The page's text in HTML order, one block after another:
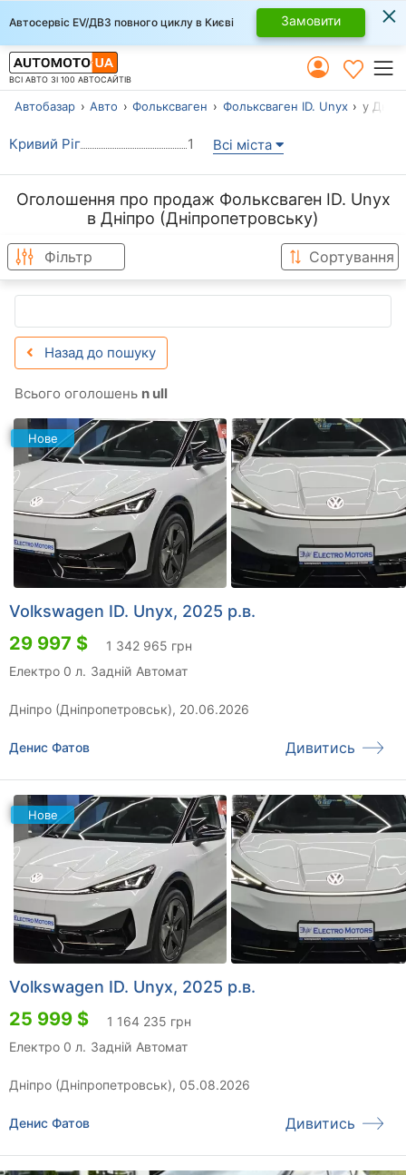
Автосервіс EV/ДВЗ повного циклу в Києві Замовити ×
ВСІ АВТО ЗІ 100 АВТОСАЙТІВ
Автобазар Авто Фольксваген Фольксваген ID. Unyx у
Кривий Ріг 1 Всі міста
Оголошення про продаж Фольксваген ID. Unyx
в Дніпро (Дніпропетровську)
Фільтр Сортування
Назад до пошуку
Всього оголошень n ull
Нове
Volkswagen ID. Unyx, 2025 р.в.
29 997 $
1 342 965 грн
Електро 0 л. Задній Автомат
Дніпро (Дніпропетровськ), 20.06.2026
Денис Фатов Дивитись
Нове
Volkswagen ID. Unyx, 2025 р.в.
25 999 $
1 164 235 грн
Електро 0 л. Задній Автомат
Дніпро (Дніпропетровськ), 05.08.2026
Денис Фатов Дивитись